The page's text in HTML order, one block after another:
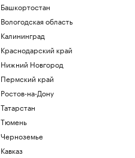
Башкортостан
Вологодская область
Калининград
Краснодарский край
Нижний Новгород
Пермский край
Ростов-на-Дону
Татарстан
Тюмень
Черноземье
Кавказ